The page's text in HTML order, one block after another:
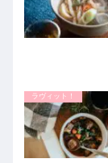
ラヴィット！